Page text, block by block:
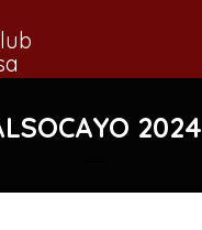
2024